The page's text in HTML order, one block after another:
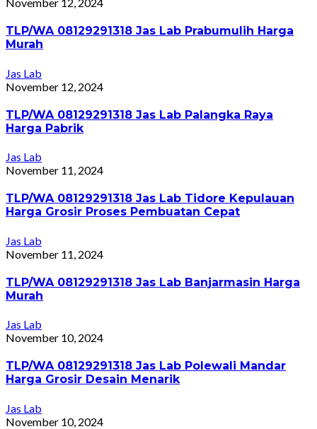
TLP/WA 08129291318 Jas Lab Prabumulih Harga
Murah
Jas Lab
November 12, 2024
TLP/WA 08129291318 Jas Lab Palangka Raya
Harga Pabrik
Jas Lab
November 11, 2024
TLP/WA 08129291318 Jas Lab Tidore Kepulauan
Harga Grosir Proses Pembuatan Cepat
Jas Lab
November 11, 2024
TLP/WA 08129291318 Jas Lab Banjarmasin Harga
Murah
Jas Lab
November 10, 2024
TLP/WA 08129291318 Jas Lab Polewali Mandar
Harga Grosir Desain Menarik
Jas Lab
November 10, 2024